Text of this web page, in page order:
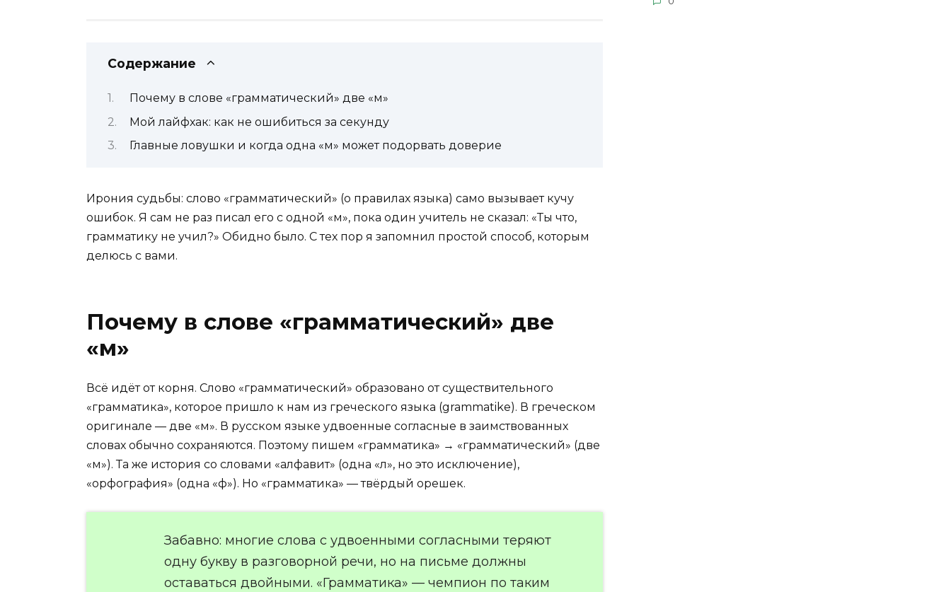
Содержание
Почему в слове «грамматический» две «м»
Мой лайфхак: как не ошибиться за секунду
Главные ловушки и когда одна «м» может подорвать доверие
Ирония судьбы: слово «грамматический» (о правилах языка) само вызывает кучу
ошибок. Я сам не раз писал его с одной «м», пока один учитель не сказал: «Ты что,
грамматику не учил?» Обидно было. С тех пор я запомнил простой способ, которым
делюсь с вами.
Почему в слове «грамматический» две
«м»
Всё идёт от корня. Слово «грамматический» образовано от существительного
«грамматика», которое пришло к нам из греческого языка (grammatike). В греческом
оригинале — две «м». В русском языке удвоенные согласные в заимствованных
словах обычно сохраняются. Поэтому пишем «грамматика» → «грамматический» (две
«м»). Та же история со словами «алфавит» (одна «л», но это исключение),
«орфография» (одна «ф»). Но «грамматика» — твёрдый орешек.
Забавно: многие слова с удвоенными согласными теряют
одну букву в разговорной речи, но на письме должны
оставаться двойными. «Грамматика» — чемпион по таким